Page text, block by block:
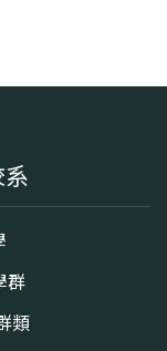
群
類